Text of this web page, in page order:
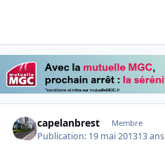
capelanbrest Membre
Publication: 19 mai 201313 ans